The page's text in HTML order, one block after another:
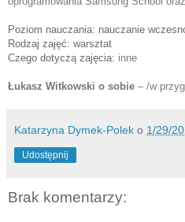
Poziom nauczania: nauczanie
Rodzaj zajęć: warsztat
Czego dotyczą zajęcia: inne
Łukasz Witkowski o sobie – /w
Katarzyna Dymek-Polek o 1/29/
Udostępnij
Brak komentarzy: